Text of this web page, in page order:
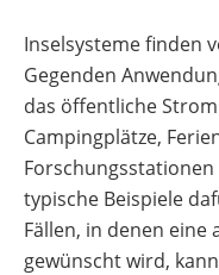
Freigabelisten
Ratgeber
zu
Förderungen
Alle
Werkzeuge
entdecken
mit
Wärmepumpe
planen
Faktoren
für
Wärmepumpen
Wahl
Lohnt
sich
Wallbox-
/
Ladesäulen-
Vergleich
Werkzeuge
entdecken
Unterstützung
für
deinen
Installateursalltag
Photovoltaik-
Förderung
Österreich
Memodo-
Vergleiche
&
Österreich
Inselsysteme finden
Gegenden
das öffentliche
Campingplätze,
typische Beispiele
Fällen, in denen
gewünscht wird,